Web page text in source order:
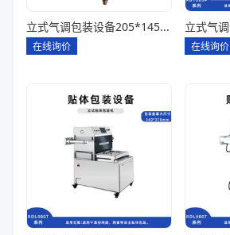
立式气调包装设备205*145*85一出四
在线询价 在线询价